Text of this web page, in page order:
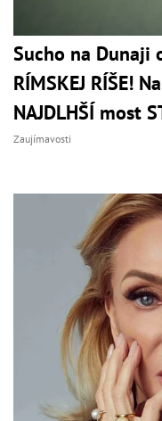
Sucho na Dunaji
RÍMSKEJ RÍŠE!
NAJDLHŠÍ most
Zaujímavosti